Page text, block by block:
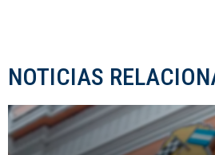
NOTICIAS